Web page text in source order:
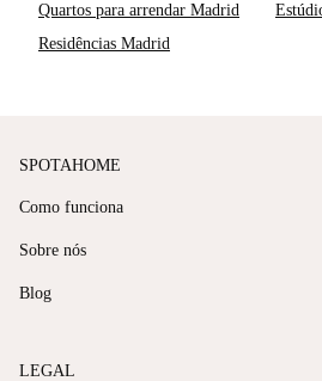
Quartos para arrendar Madrid
Residências Madrid
SPOTAHOME
Como funciona
Sobre nós
Blog
LEGAL